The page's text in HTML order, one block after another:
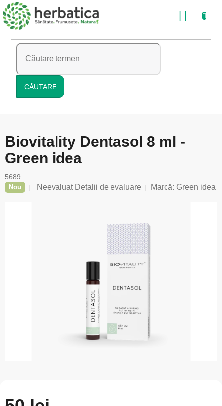
Treci
la
conținut
CĂUTARE
COŞ
Biovitality Dentasol 8 ml -
Green idea
5689
Nou
Evaluarea
Neevaluat Detalii de evaluare Marcă: Green idea